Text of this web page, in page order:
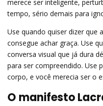
merece ser inteligente,
tempo, sério demais para
Use quando quiser dizer que
consegue achar graça. Use
conversa visual que já dura
para ser compreendido. Use
corpo, e você merecia ser o
O manifesto